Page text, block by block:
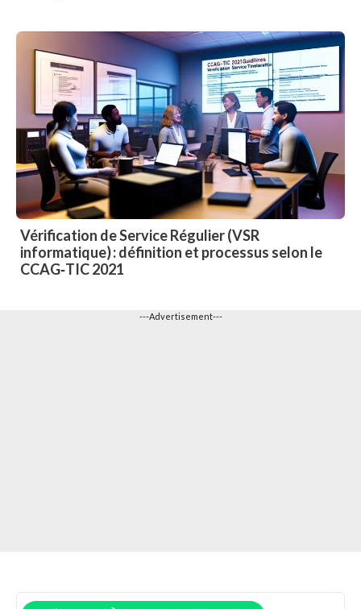
Vérification de Service Régulier (VSR
informatique) : définition et processus selon le
CCAG‑TIC 2021
---Advertisement---